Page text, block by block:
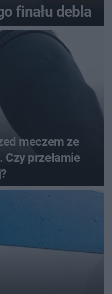
finału debla
meczem ze
Czy przełamie